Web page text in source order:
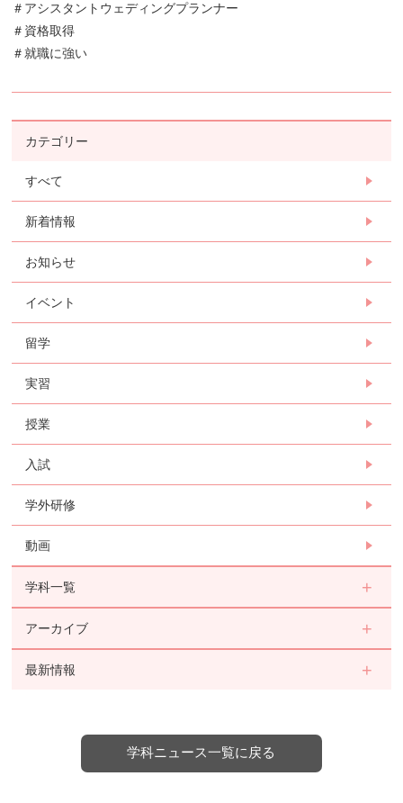
＃アシスタントウェディングプランナー
＃資格取得
＃就職に強い
カテゴリー
すべて
新着情報
お知らせ
イベント
留学
実習
授業
入試
学外研修
動画
学科一覧
アーカイブ
最新情報
学科ニュース一覧に戻る